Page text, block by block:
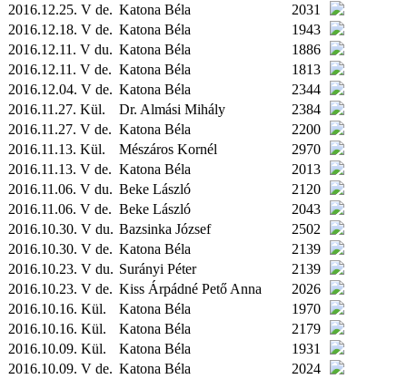
2016.12.25. V de. Katona Béla
2031
2016.12.18. V de. Katona Béla
1943
2016.12.11. V du. Katona Béla
1886
2016.12.11. V de. Katona Béla
1813
2016.12.04. V de. Katona Béla
2344
2016.11.27. Kül. Dr. Almási Mihály
2384
2016.11.27. V de. Katona Béla
2200
2016.11.13. Kül. Mészáros Kornél
2970
2016.11.13. V de. Katona Béla
2013
2016.11.06. V du. Beke László
2120
2016.11.06. V de. Beke László
2043
2016.10.30. V du. Bazsinka József
2502
2016.10.30. V de. Katona Béla
2139
2016.10.23. V du. Surányi Péter
2139
2016.10.23. V de. Kiss Árpádné Pető Anna
2026
2016.10.16. Kül. Katona Béla
1970
2016.10.16. Kül. Katona Béla
2179
2016.10.09. Kül. Katona Béla
1931
2016.10.09. V de. Katona Béla
2024